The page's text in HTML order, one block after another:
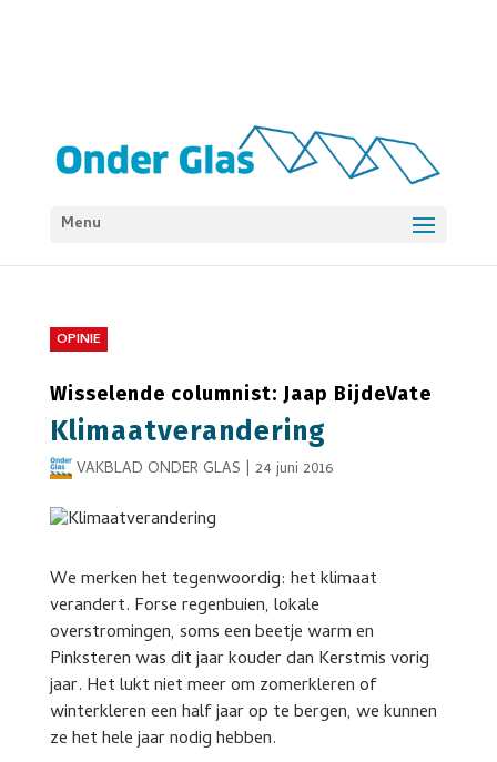
Menu
OPINIE
Wisselende columnist: Jaap BijdeVate
Klimaatverandering
VAKBLAD ONDER GLAS | 24 juni 2016
We merken het tegenwoordig: het klimaat
verandert. Forse regenbuien, lokale
overstromingen, soms een beetje warm en
Pinksteren was dit jaar kouder dan Kerstmis vorig
jaar. Het lukt niet meer om zomerkleren of
winterkleren een half jaar op te bergen, we kunnen
ze het hele jaar nodig hebben.